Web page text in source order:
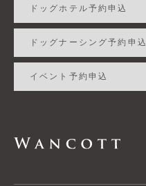
ドッグホテル予約申込
ドッグナーシング予約申込
イベント予約申込